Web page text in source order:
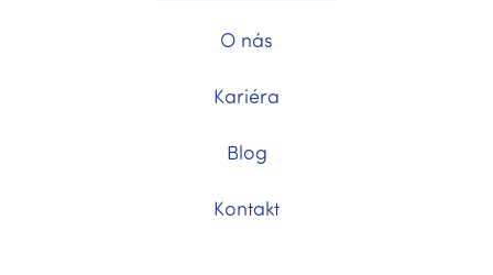
O nás
Kariéra
Blog
Kontakt